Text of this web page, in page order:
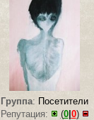
Группа: Посетители
Репутация:
(0|0)